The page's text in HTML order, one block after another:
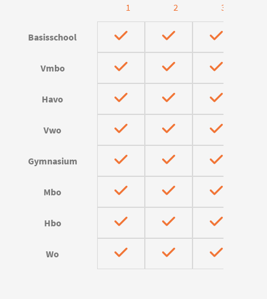
1
2
3
Basisschool
Vmbo
Havo
Vwo
Gymnasium
Mbo
Hbo
Wo